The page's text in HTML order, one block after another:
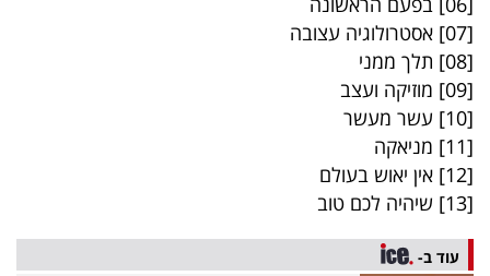
ניוזלטרים
מייל
אדום
פרסמו
[07] אסטרולוגיה עצובה
[08] תלך ממני
[09] מוזיקה ועצב
[10] עשר מעשר
[11] מניאקה
[12] אין יאוש בעולם
[13] שיהיה לכם טוב
עוד ב-